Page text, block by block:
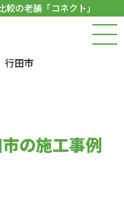
の老舗「コネクト」
行田市
の施工事例